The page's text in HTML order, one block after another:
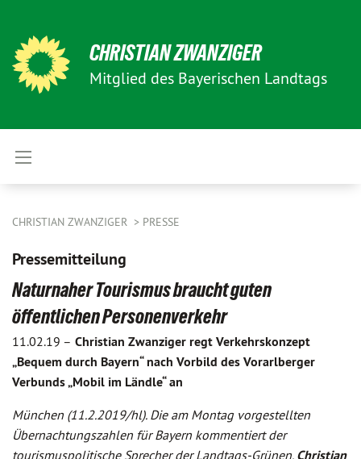
CHRISTIAN ZWANZIGER
Mitglied des Bayerischen Landtags
CHRISTIAN ZWANZIGER PRESSE
Pressemitteilung
Naturnaher Tourismus braucht guten
öffentlichen Personenverkehr
11.02.19 – Christian Zwanziger regt Verkehrskonzept
„Bequem durch Bayern“ nach Vorbild des Vorarlberger
Verbunds „Mobil im Ländle“ an
München (11.2.2019/hl). Die am Montag vorgestellten
Übernachtungszahlen für Bayern kommentiert der
tourismuspolitische Sprecher der Landtags-Grünen, Christian